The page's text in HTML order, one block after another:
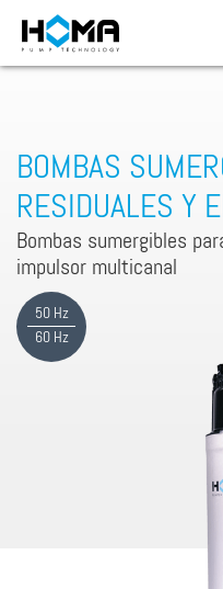
BOMBAS
RESIDUALES Y
Bombas sumergibles
impulsor multicanal
50 Hz
60 Hz